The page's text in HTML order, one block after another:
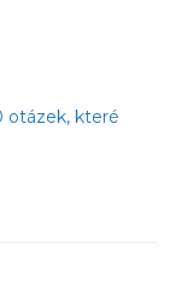
otázek, které